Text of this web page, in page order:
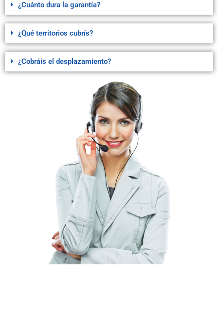
¿Cuánto dura la garantía?
¿Qué territorios cubrís?
¿Cobráis el desplazamiento?